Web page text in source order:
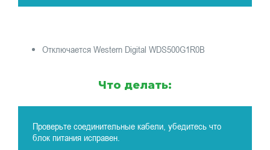
Отключается Western Digital WDS500G1R0B
Что делать:
Проверьте соединительные кабели, убедитесь что
блок питания исправен.